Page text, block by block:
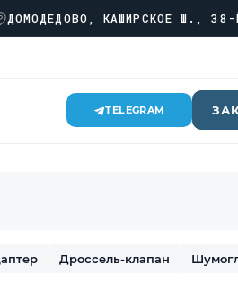
КАШИРСКОЕ Ш., 38-Й КМ
TELEGRAM
Дроссель-клапан